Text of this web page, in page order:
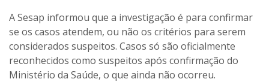
A Sesap informou que a investigação é para confirmar
se os casos atendem, ou não os critérios para serem
considerados suspeitos. Casos só são oficialmente
reconhecidos como suspeitos após confirmação do
Ministério da Saúde, o que ainda não ocorreu.